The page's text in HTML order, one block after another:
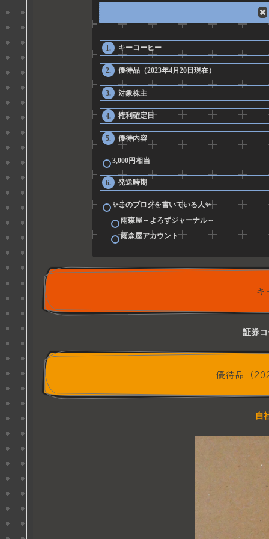
キーコーヒー
優待品（2023年4月20日現在）
対象株主
権利確定日
優待内容
3,000円相当
発送時期
✨このブログを書いている人✨
雨森屋～よろずジャーナル～
雨森屋アカウント
キ
証券
優待品（
自